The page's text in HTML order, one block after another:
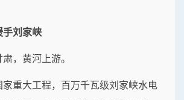
手刘家峡
，黄河上游。
家重大工程，百万千瓦级刘家峡水电